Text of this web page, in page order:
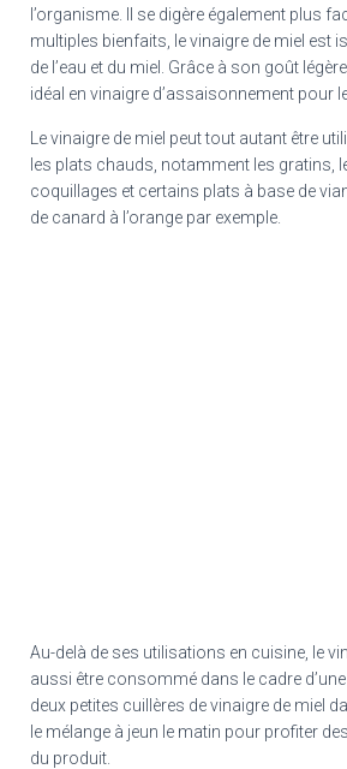
l’organisme. Il se digère également plus
multiples bienfaits, le vinaigre de miel est
de l’eau et du miel. Grâce à son goût
idéal en vinaigre d’assaisonnement pour
Le vinaigre de miel peut tout autant être
les plats chauds, notamment les gratins,
coquillages et certains plats à base de
de canard à l’orange par exemple.
Au-delà de ses utilisations en cuisine, le
aussi être consommé dans le cadre
deux petites cuillères de vinaigre de miel
le mélange à jeun le matin pour profiter
du produit.